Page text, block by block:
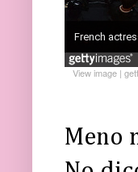
View image |
Meno